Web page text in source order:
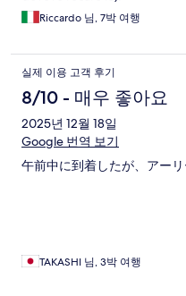
Riccardo 님, 7박 여행
실제 이용 고객 후기
8/10 - 매우 좋아요
2025년 12월 18일
Google 번역 보기
午前中に到着したが、アー
TAKASHI 님, 3박 여행